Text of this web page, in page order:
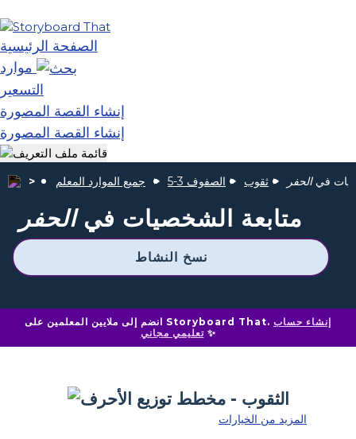
الصفحة الرئيسية
موارد
التسعير
إنشاء القصة المصورة
إنشاء القصة المصورة
جميع الموارد المعلم الصفوف 3-5 ثقوب فيالحفر
متابعة الشخصيات فيالحفر
نسخ النشاط
انضم إلى ملايين المعلمين على Storyboard That. إنشاء حساب
تعليمي مجاني✨
المزيد من الخيارات